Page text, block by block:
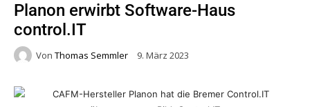
Planon erwirbt Software-Haus
control.IT
Von Thomas Semmler 9. März 2023